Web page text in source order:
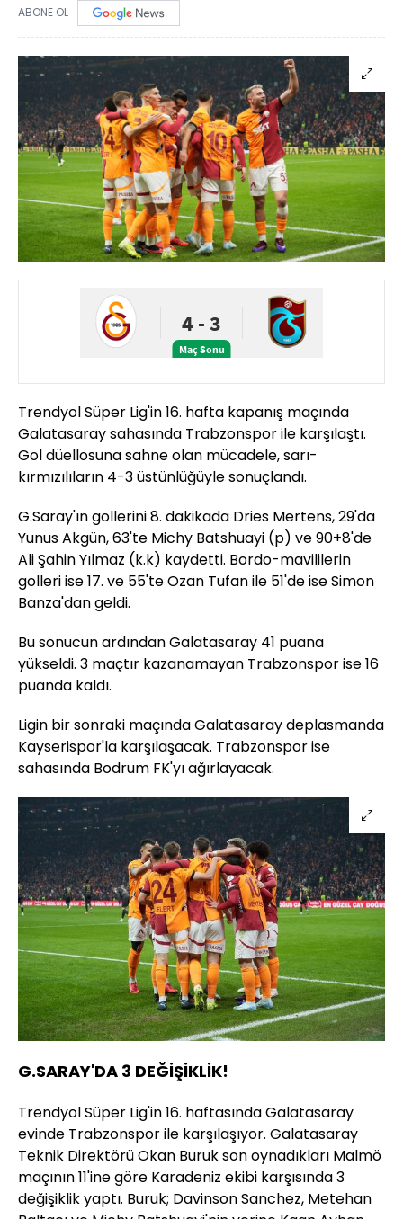
ABONE OL
Trendyol Süper Lig'in 16. hafta kapanış maçında
Galatasaray sahasında Trabzonspor ile karşılaştı.
Gol düellosuna sahne olan mücadele, sarı-
kırmızılıların 4-3 üstünlüğüyle sonuçlandı.
G.Saray'ın gollerini 8. dakikada Dries Mertens, 29'da
Yunus Akgün, 63'te Michy Batshuayi (p) ve 90+8'de
Ali Şahin Yılmaz (k.k) kaydetti. Bordo-mavililerin
golleri ise 17. ve 55'te Ozan Tufan ile 51'de ise Simon
Banza'dan geldi.
Bu sonucun ardından Galatasaray 41 puana
yükseldi. 3 maçtır kazanamayan Trabzonspor ise 16
puanda kaldı.
Ligin bir sonraki maçında Galatasaray deplasmanda
Kayserispor'la karşılaşacak. Trabzonspor ise
sahasında Bodrum FK'yı ağırlayacak.
G.SARAY'DA 3 DEĞİŞİKLİK!
Trendyol Süper Lig'in 16. haftasında Galatasaray
evinde Trabzonspor ile karşılaşıyor. Galatasaray
Teknik Direktörü Okan Buruk son oynadıkları Malmö
maçının 11'ine göre Karadeniz ekibi karşısında 3
değişiklik yaptı. Buruk; Davinson Sanchez, Metehan